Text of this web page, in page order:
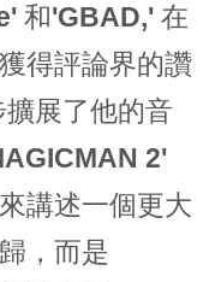
和'GBAD,' 在
得評論界的讚
展了他的音
2'
講述一個更大
，而是